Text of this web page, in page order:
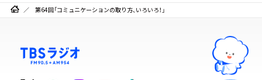
第64回「コミュニケーションの取り方、いろいろ！」